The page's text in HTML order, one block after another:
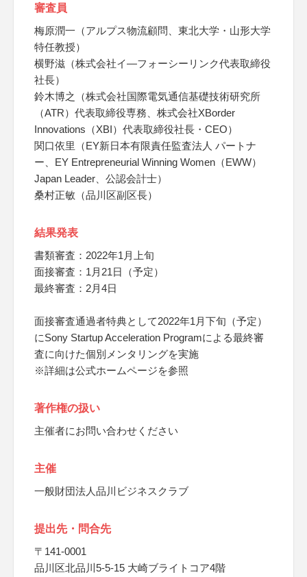
審査員
梅原潤一（アルプス物流顧問、東北大学・山形大学
特任教授）
横野滋（株式会社イ―フォーシーリンク代表取締役
社長）
鈴木博之（株式会社国際電気通信基礎技術研究所
（ATR）代表取締役専務、株式会社XBorder
Innovations（XBI）代表取締役社長・CEO）
関口依里（EY新日本有限責任監査法人 パートナ
ー、EY Entrepreneurial Winning Women（EWW）
Japan Leader、公認会計士）
桑村正敏（品川区副区長）
結果発表
書類審査：2022年1月上旬
面接審査：1月21日（予定）
最終審査：2月4日
面接審査通過者特典として2022年1月下旬（予定）
にSony Startup Acceleration Programによる最終審
査に向けた個別メンタリングを実施
※詳細は公式ホームページを参照
著作権の扱い
主催者にお問い合わせください
主催
一般財団法人品川ビジネスクラブ
提出先・問合先
〒141-0001
品川区北品川5-5-15 大崎ブライトコア4階